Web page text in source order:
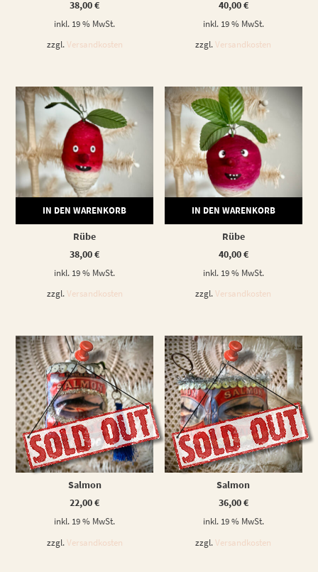
38,00€
inkl. 19 % MwSt.
zzgl. Versandkosten
40,00€
inkl. 19 % MwSt.
zzgl.Versandkosten
IN DEN WARENKORB
Rübe
38,00€
inkl. 19 % MwSt.
zzgl. Versandkosten
IN DEN WARENKORB
Rübe
40,00€
inkl. 19 % MwSt.
zzgl.Versandkosten
WEITERLESEN
Salmon
22,00€
inkl. 19 % MwSt.
zzgl. Versandkosten
WEITERLESEN
Salmon
36,00€
inkl. 19 % MwSt.
zzgl.Versandkosten